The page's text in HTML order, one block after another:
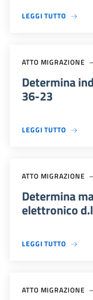
LEGGI TUTTOA
ATTO MIGRAZIONE
Determina
36-23
LEGGI TUTTOA
ATTO MIGRAZIONE
Determina
elettronico
LEGGI TUTTOA
ATTO MIGRAZIONE